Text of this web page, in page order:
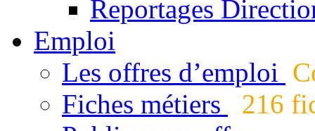
Reportages
Emploi
Les offres d’emploi
Fiches métiers
216